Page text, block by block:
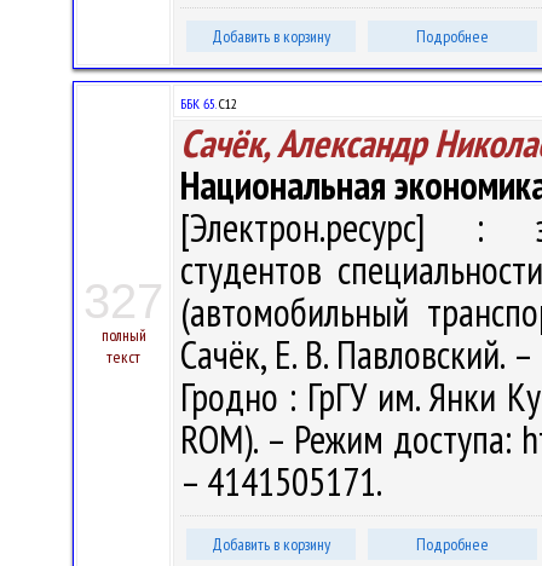
Добавить в корзину Подробнее
327
полный
текст
ББК 65.С12
Сачёк, Александр
Национальная
[Электрон.ресурс] :
студентов
(автомобильный
Сачёк, Е. В. Павловский.
Гродно : ГрГУ им. Янки
ROM). – Режим доступа:
– 4141505171.
Добавить в корзину Подробнее